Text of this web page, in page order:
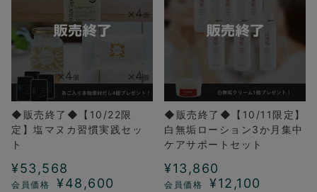
◆販売終了◆【10/22限
定】塩マヌカ習慣実践セッ
ト
¥53,568
¥48,600
◆販売終了◆【10/11限定】
白無垢ローション3か月集中
ケアサポートセット
¥13,860
¥12,100